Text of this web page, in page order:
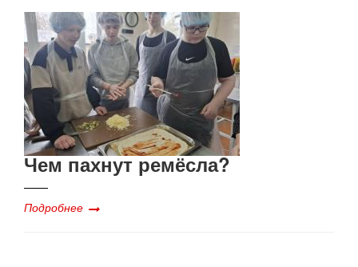
Чем пахнут ремёсла?
Подробнее